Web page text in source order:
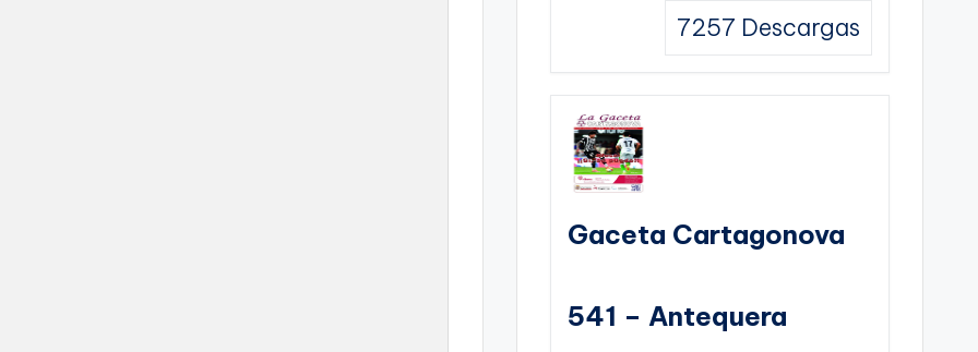
7257 Descargas
Gaceta Cartagonova
541 – Antequera